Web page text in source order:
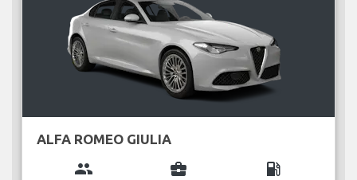
ALFA ROMEO GIULIA
group business_center local_gas_station